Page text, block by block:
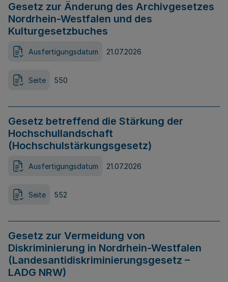
Gesetz zur Änderung des Archivgesetzes
Nordrhein-Westfalen und des
Kulturgesetzbuches
Ausfertigungsdatum 21.07.2026
Seite 550
Gesetz betreffend die Stärkung der
Hochschullandschaft
(Hochschulstärkungsgesetz)
Ausfertigungsdatum 21.07.2026
Seite 552
Gesetz zur Vermeidung von
Diskriminierung in Nordrhein-Westfalen
(Landesantidiskriminierungsgesetz –
LADG NRW)